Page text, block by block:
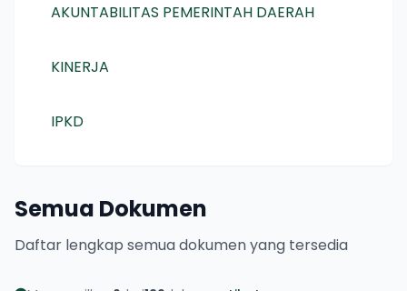
AKUNTABILITAS PEMERINTAH DAERAH
KINERJA
IPKD
Semua Dokumen
Daftar lengkap semua dokumen yang tersedia